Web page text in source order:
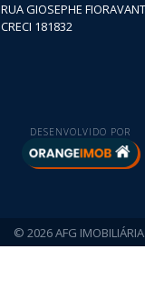
RUA GIOSEPHE
CRECI 181832
DESENVOLVIDO POR
© 2026 AFG IMOBILIÁRIA.